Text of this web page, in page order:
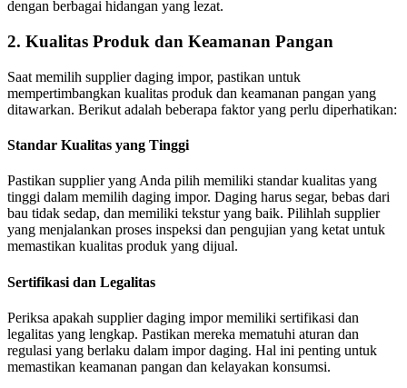
dengan berbagai hidangan yang lezat.
2. Kualitas Produk dan Keamanan Pangan
Saat memilih supplier daging impor, pastikan untuk
mempertimbangkan kualitas produk dan keamanan pangan yang
ditawarkan. Berikut adalah beberapa faktor yang perlu diperhatikan:
Standar Kualitas yang Tinggi
Pastikan supplier yang Anda pilih memiliki standar kualitas yang
tinggi dalam memilih daging impor. Daging harus segar, bebas dari
bau tidak sedap, dan memiliki tekstur yang baik. Pilihlah supplier
yang menjalankan proses inspeksi dan pengujian yang ketat untuk
memastikan kualitas produk yang dijual.
Sertifikasi dan Legalitas
Periksa apakah supplier daging impor memiliki sertifikasi dan
legalitas yang lengkap. Pastikan mereka mematuhi aturan dan
regulasi yang berlaku dalam impor daging. Hal ini penting untuk
memastikan keamanan pangan dan kelayakan konsumsi.